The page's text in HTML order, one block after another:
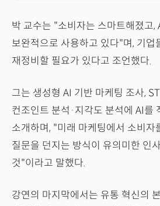
박 교수는 "소비자는 스마트해졌고,
보완적으로 사용하고 있다"며, 기업
재정비할 필요가 있다고 조언했다.
그는 생성형 AI 기반 마케팅 조사,
컨조인트 분석·지각도 분석에 AI를
소개하며, "미래 마케팅에서 소비자
질문을 던지는 방식이 유의미한 인
것"이라고 말했다.
강연의 마지막에서는 유통 혁신의